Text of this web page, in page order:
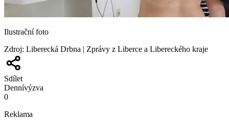
Ilustrační foto
Zdroj: Liberecká Drbna | Zprávy z Liberce a Libereckého kraje
Sdílet
Dennívýzva
0
Reklama